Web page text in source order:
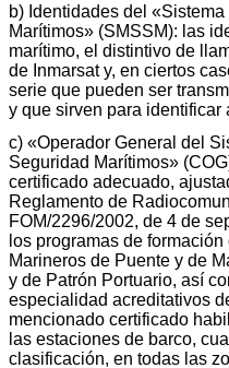
b) Identidades del
Marítimos» (SMSSM): las
marítimo, el distintivo de
de Inmarsat y, en ciertos
serie que pueden ser
y que sirven para identificar
c) «Operador General del
Seguridad Marítimos»
certificado adecuado,
Reglamento de
FOM/2296/2002, de 4 de
los programas de
Marineros de Puente y de
y de Patrón Portuario, así
especialidad acreditativos
mencionado certificado
las estaciones de barco,
clasificación, en todas las